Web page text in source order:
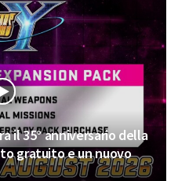
il 35° anniversario della
gratuito e un nuovo